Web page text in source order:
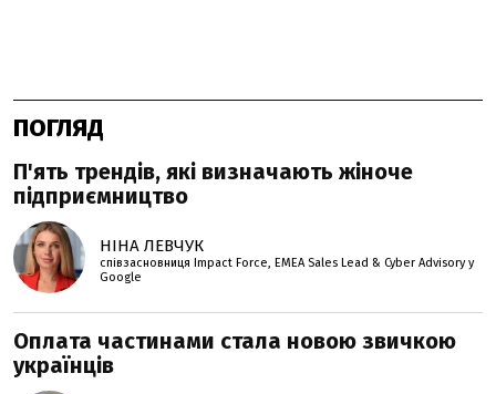
ПОГЛЯД
П'ять трендів, які визначають жіноче
підприємництво
НІНА ЛЕВЧУК
співзасновниця Impact Force, EMEA Sales Lead & Cyber Advisory у
Google
Оплата частинами стала новою звичкою
українців